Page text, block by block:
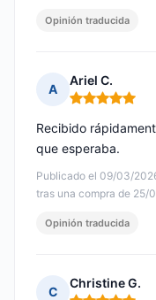
Opinión traducida
A
Ariel C.
Nota: 5 de 5
Publicado el 09/03/
tras una compra de 25/
Recibido
que esperaba.
Opinión traducida
C
Christine G.